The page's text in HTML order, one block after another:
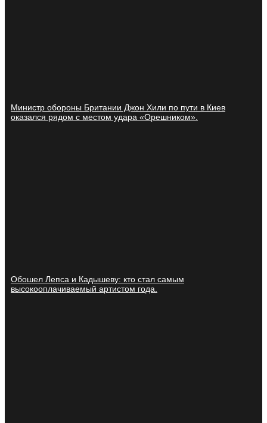
Министр обороны Британии Джон Хили по пути в Киев
оказался рядом с местом удара «Орешником».
Обошел Лепса и Кадышеву: кто стал самым
высокооплачиваемый артистом года.